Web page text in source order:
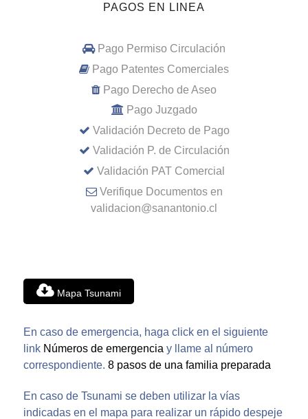
PAGOS EN LINEA
Pago Permiso Circulación
Pago Patentes Comerciales
Pago Derecho de Aseo
Pago Juzgado
Validación Decreto de Pago
Validación P. de Circulación
Validación PAT Comercial
Verifique Documentos en
validacion@sanantonio.cl
Mapa Tsunami
En caso de emergencia, haga click en el siguiente
link Números de emergencia y llame al número
correspondiente. 8 pasos de una familia preparada
En caso de Tsunami se deben utilizar la vías
indicadas en el mapa para realizar un rápido despeje